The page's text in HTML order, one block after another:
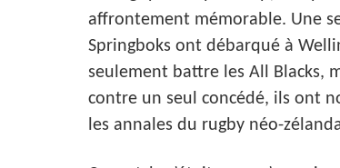
affrontement mémorable. Une
Springboks ont débarqué à
seulement battre les All Blacks,
contre un seul concédé, ils ont
les annales du rugby néo-